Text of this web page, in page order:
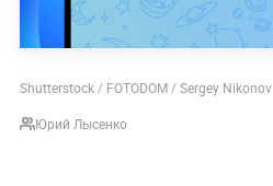
Shutterstock / FOTODOM / Sergey Nikonov
Юрий Лысенко